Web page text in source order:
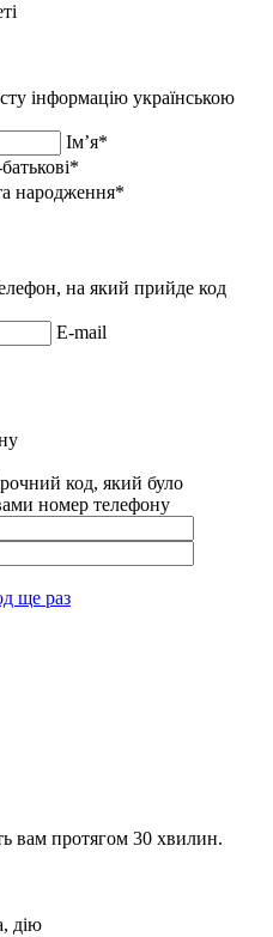
інформацію українською
Імʼя*
народження*
на який прийде код
E-mail
код, який було
номер телефону
ще раз
вам протягом 30 хвилин.
дію